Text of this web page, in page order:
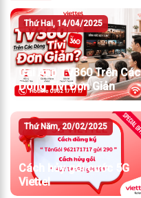
Thứ Hai, 14/04/2025
Cài App TV360 Trên Các
Dòng Tivi Đơn Giản
Thứ Năm, 20/02/2025
Cách hủy gói cước 5G
Viettel